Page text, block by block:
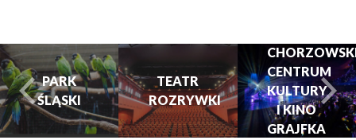
PARK
ŚLĄSKI
TEATR
ROZRYWKI
CENTRUM
KULTURY
I KINO
GRAJFKA
turysta.Previous